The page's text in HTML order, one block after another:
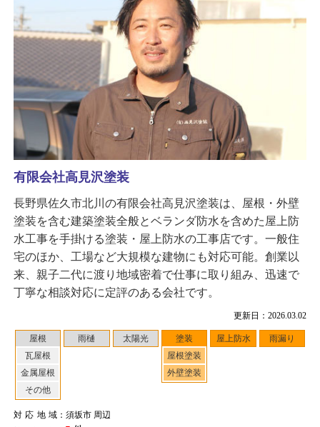
更新日：2026.03.02
屋根
瓦屋根
金属屋根
その他
雨樋 太陽光
塗装
屋根塗装
外壁塗装
屋上防水 雨漏り
対応地域：須坂市 周辺
有限会社高見沢塗装
長野県佐久市北川の有限会社高見沢塗装は、屋根・外壁
塗装を含む建築塗装全般とベランダ防水を含めた屋上防
水工事を手掛ける塗装・屋上防水の工事店です。一般住
宅のほか、工場など大規模な建物にも対応可能。創業以
来、親子二代に渡り地域密着で仕事に取り組み、迅速で
丁寧な相談対応に定評のある会社です。